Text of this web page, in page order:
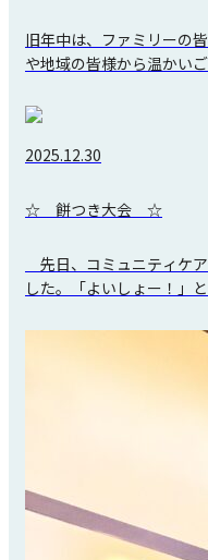
旧年中は、ファミリーの
や地域の皆様から温かい
2025.12.30
☆ 餅つき大会 ☆
先日、コミュニティケ
した。「よいしょー！」